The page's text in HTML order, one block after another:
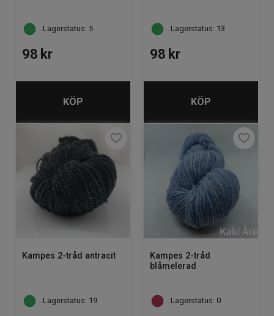
Lagerstatus: 5
98 kr
KÖP
Lagerstatus: 13
98 kr
KÖP
Kampes 2-tråd antracit
Lagerstatus: 19
Kampes 2-tråd
blåmelerad
Lagerstatus: 0